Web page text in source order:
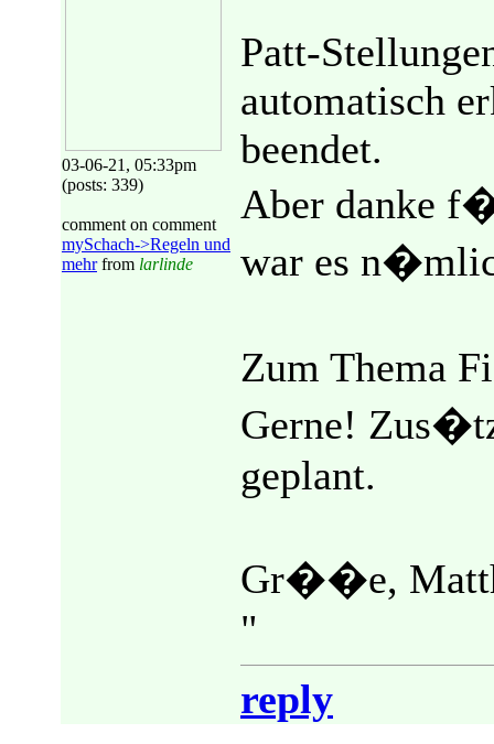
03-06-21, 05:33pm
(posts: 339)
comment on comment
mySchach->Regeln und
mehrfrom larlinde
Patt-
automatisch
beendet.
Aber danke
war es
Zum Thema
Gerne!
geplant.
Gr��e,
"
reply